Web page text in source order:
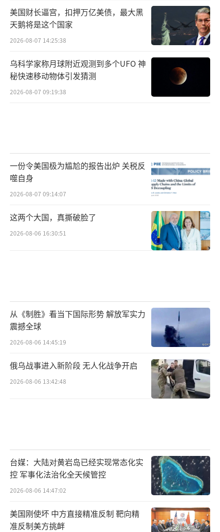
美国财长逼宫，扣押万亿美债，最大黑
天鹅将是这个国家
2026-08-07 14:25:38
乌科学家称月球附近观测到多个UFO 神
秘快速移动物体引发猜测
2026-08-07 09:19:38
一份令美国极为尴尬的报告出炉 关税反
噬自身
2026-08-07 09:14:07
这两个大国，真撕破脸了
2026-08-06 16:30:51
从《制胜》看当下国际形势 解放军实力
震撼全球
2026-08-06 14:45:19
俄乌战事进入新阶段 无人化战争开启
2026-08-06 13:42:48
台媒：大陆对黄岩岛已经实现常态化实
控 军事化法治化全天候管控
2026-08-06 14:47:02
美国刚使坏 中方直接精准反制 靶向精
准反制美方挑衅